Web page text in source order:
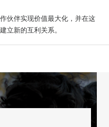
伙伴实现价值最大化，并在这
立新的互利关系。